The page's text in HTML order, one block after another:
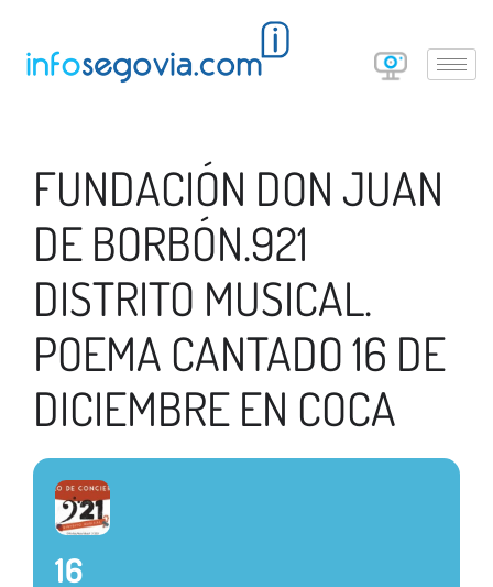
FUNDACIÓN DON JUAN
DE BORBÓN.921
DISTRITO MUSICAL.
POEMA CANTADO 16 DE
DICIEMBRE EN COCA
16